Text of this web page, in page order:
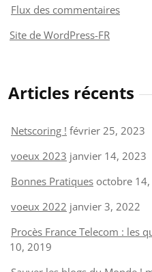
Flux des commentaires
Site de WordPress-FR
Articles récents
Netscoring ! février 25, 2023
voeux 2023 janvier 14, 2023
Bonnes Pratiques octobre
voeux 2022 janvier 3, 2022
Procès France Telecom : les
10, 2019